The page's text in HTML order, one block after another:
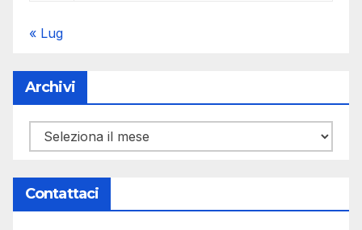
« Lug
Archivi
Archivi
Contattaci